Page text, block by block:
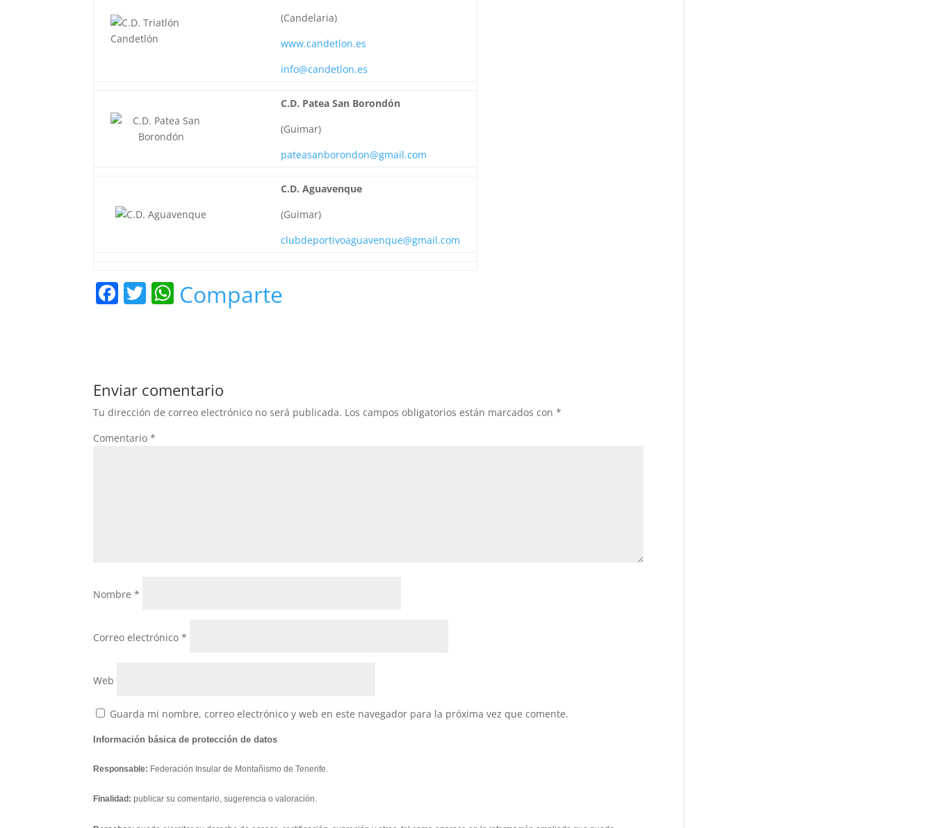
(Candelaria)
www.candetlon.es
info@candetlon.es
C.D. Patea San Borondón
(Guimar)
pateasanborondon@gmail.com
C.D. Aguavenque
(Guimar)
clubdeportivoaguavenque@gmail.com
F
b
o
o
k
T W
A
p
p
Comparte
Enviar comentario
Tu dirección de correo electrónico no será publicada. Los campos obligatorios están marcados con*
Comentario*
Nombre*
Correo electrónico*
Web
Guarda mi nombre, correo electrónico y web en este navegador para la próxima vez que comente.
Información básica de protección de datos
Responsable: Federación Insular de Montañismo de Tenerife.
Finalidad: publicar su comentario, sugerencia o valoración.